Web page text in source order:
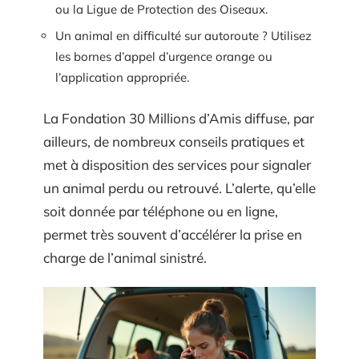
ou la Ligue de Protection des Oiseaux.
Un animal en difficulté sur autoroute ? Utilisez
les bornes d’appel d’urgence orange ou
l’application appropriée.
La Fondation 30 Millions d’Amis diffuse, par
ailleurs, de nombreux conseils pratiques et
met à disposition des services pour signaler
un animal perdu ou retrouvé. L’alerte, qu’elle
soit donnée par téléphone ou en ligne,
permet très souvent d’accélérer la prise en
charge de l’animal sinistré.